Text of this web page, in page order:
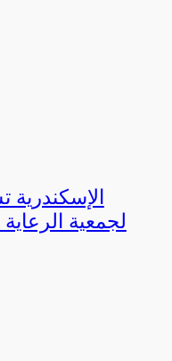
الإسكندرية